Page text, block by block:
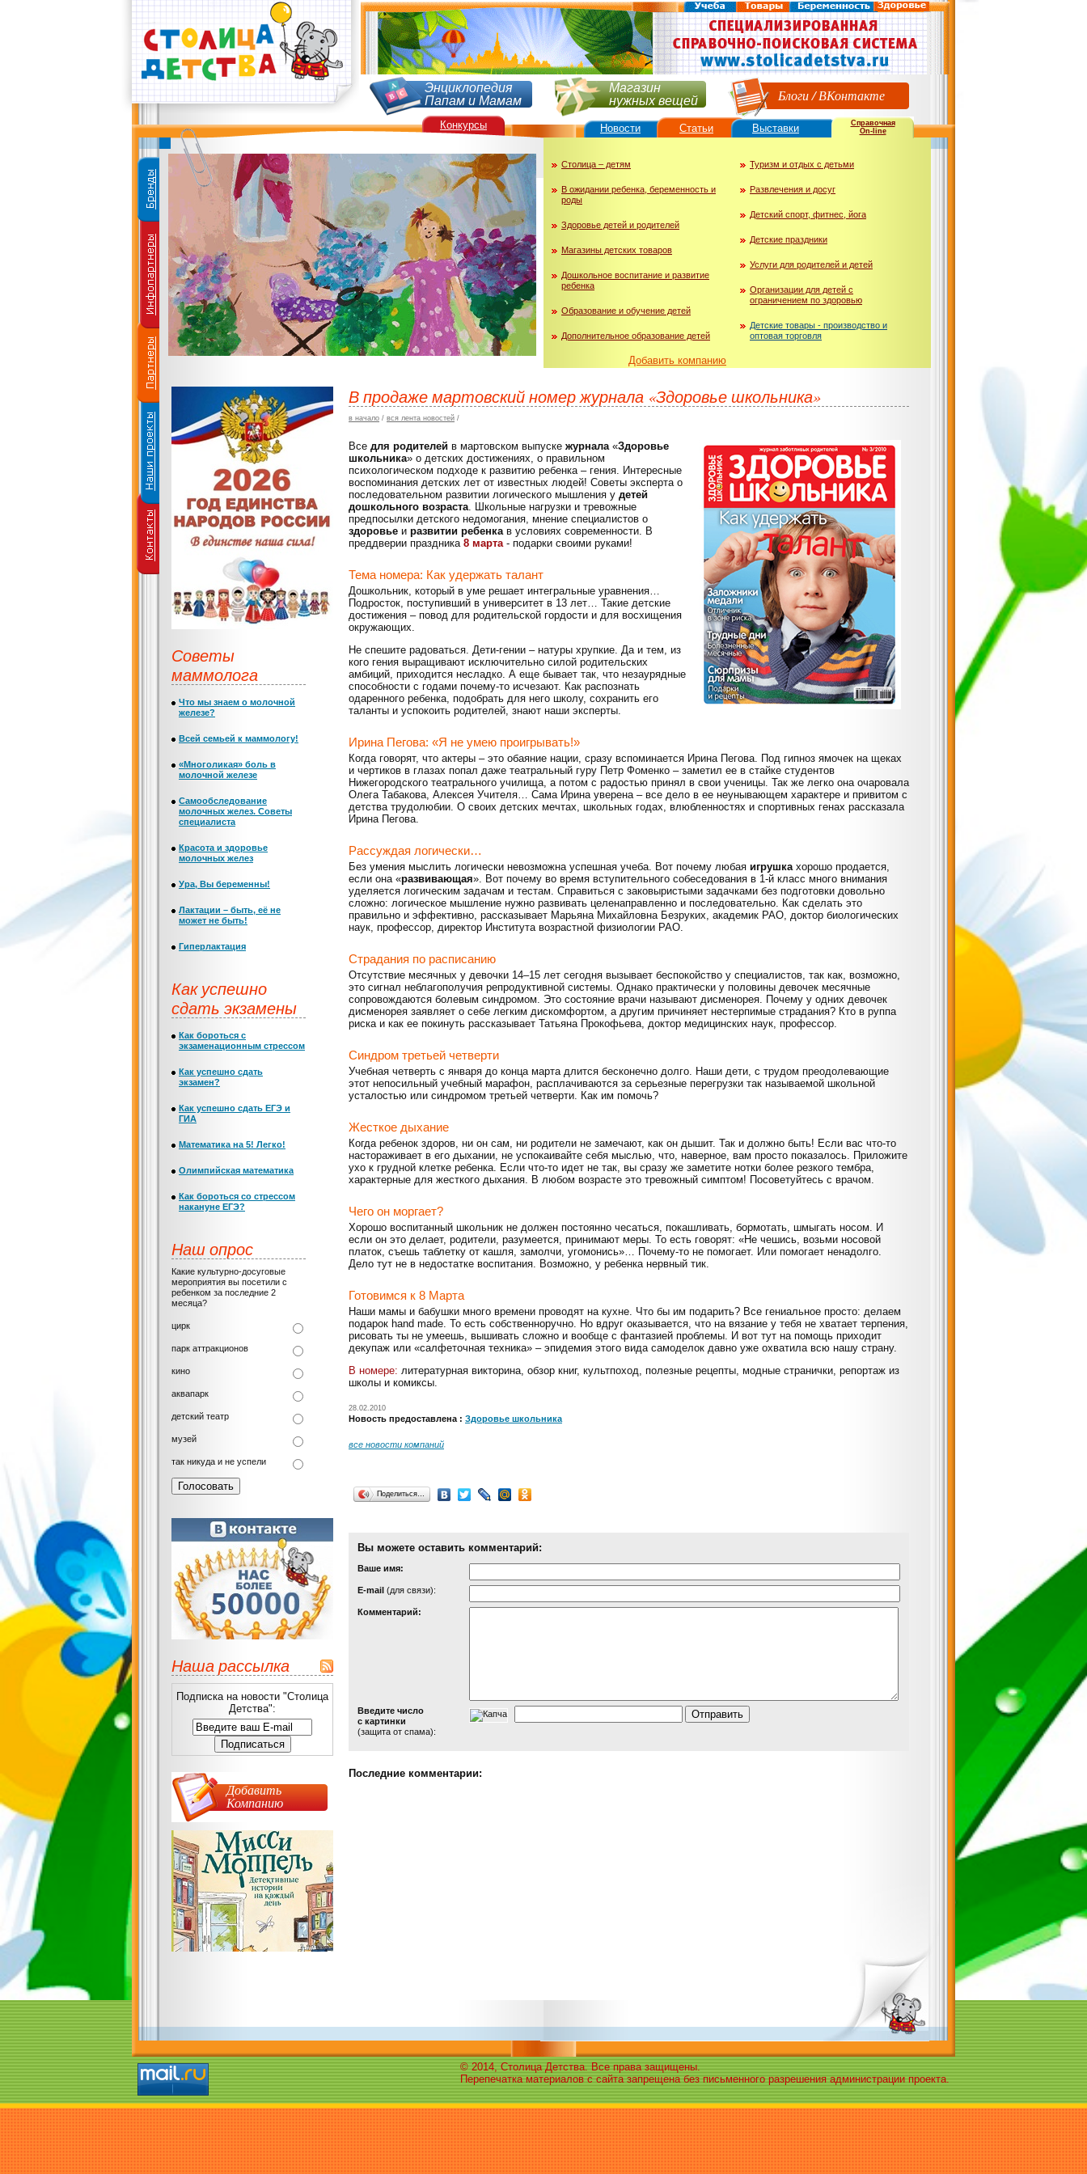
Энциклопедия
Папам и Мамам
Магазин
нужных вещей Блоги/ВКонтакте
Столица – детям
В ожидании ребенка, беременность и
роды
Здоровье детей и родителей
Магазины детских товаров
Дошкольное воспитание и развитие
ребенка
Образование и обучение детей
Дополнительное образование детей
Туризм и отдых с детьми
Развлечения и досуг
Детский спорт, фитнес, йога
Детские праздники
Услуги для родителей и детей
Организации для детей с
ограничением по здоровью
Детские товары - производство и
оптовая торговля
Добавить компанию
Справочная
On-line
В продаже мартовский номер журнала «Здоровье школьника»
в начало / вся лента новостей /
Все для родителей в мартовском выпуске журнала «Здоровье
школьника» о детских достижениях, о правильном
психологическом подходе к развитию ребенка – гения. Интересные
воспоминания детских лет от известных людей! Советы эксперта о
последовательном развитии логического мышления у детей
дошкольного возраста. Школьные нагрузки и тревожные
предпосылки детского недомогания, мнение специалистов о
здоровье и развитии ребенкав условиях современности. В
преддверии праздника 8 марта- подарки своими руками!
Тема номера: Как удержать талант
Дошкольник, который в уме решает интегральные уравнения…
Подросток, поступивший в университет в 13 лет… Такие детские
достижения – повод для родительской гордости и для восхищения
окружающих.
Не спешите радоваться. Дети-гении – натуры хрупкие. Да и тем, из
кого гения выращивают исключительно силой родительских
амбиций, приходится несладко. А еще бывает так, что незаурядные
способности с годами почему-то исчезают. Как распознать
одаренного ребенка, подобрать для него школу, сохранить его
таланты и успокоить родителей, знают наши эксперты.
Ирина Пегова: «Я не умею проигрывать!»
Когда говорят, что актеры – это обаяние нации, сразу вспоминается Ирина Пегова. Под гипноз ямочек на щеках
и чертиков в глазах попал даже театральный гуру Петр Фоменко – заметил ее в стайке студентов
Нижегородского театрального училища, а потом с радостью принял в свои ученицы. Так же легко она очаровала
Олега Табакова, Алексея Учителя… Сама Ирина уверена – все дело в ее неунывающем характере и привитом с
детства трудолюбии. О своих детских мечтах, школьных годах, влюбленностях и спортивных генах рассказала
Ирина Пегова.
Рассуждая логически…
Без умения мыслить логически невозможна успешная учеба. Вот почему любая игрушкахорошо продается,
если она «развивающая». Вот почему во время вступительного собеседования в 1-й класс много внимания
уделяется логическим задачам и тестам. Справиться с заковыристыми задачками без подготовки довольно
сложно: логическое мышление нужно развивать целенаправленно и последовательно. Как сделать это
правильно и эффективно, рассказывает Марьяна Михайловна Безруких, академик РАО, доктор биологических
наук, профессор, директор Института возрастной физиологии РАО.
Страдания по расписанию
Отсутствие месячных у девочки 14–15 лет сегодня вызывает беспокойство у специалистов, так как, возможно,
это сигнал неблагополучия репродуктивной системы. Однако практически у половины девочек месячные
сопровождаются болевым синдромом. Это состояние врачи называют дисменорея. Почему у одних девочек
дисменорея заявляет о себе легким дискомфортом, а другим причиняет нестерпимые страдания? Кто в руппа
риска и как ее покинуть рассказывает Татьяна Прокофьева, доктор медицинских наук, профессор.
Синдром третьей четверти
Учебная четверть с января до конца марта длится бесконечно долго. Наши дети, с трудом преодолевающие
этот непосильный учебный марафон, расплачиваются за серьезные перегрузки так называемой школьной
усталостью или синдромом третьей четверти. Как им помочь?
Жесткое дыхание
Когда ребенок здоров, ни он сам, ни родители не замечают, как он дышит. Так и должно быть! Если вас что-то
настораживает в его дыхании, не успокаивайте себя мыслью, что, наверное, вам просто показалось. Приложите
ухо к грудной клетке ребенка. Если что-то идет не так, вы сразу же заметите нотки более резкого тембра,
характерные для жесткого дыхания. В любом возрасте это тревожный симптом! Посоветуйтесь с врачом.
Чего он моргает?
Хорошо воспитанный школьник не должен постоянно чесаться, покашливать, бормотать, шмыгать носом. И
если он это делает, родители, разумеется, принимают меры. То есть говорят: «Не чешись, возьми носовой
платок, съешь таблетку от кашля, замолчи, угомонись»… Почему-то не помогает. Или помогает ненадолго.
Дело тут не в недостатке воспитания. Возможно, у ребенка нервный тик.
Готовимся к 8 Марта
Наши мамы и бабушки много времени проводят на кухне. Что бы им подарить? Все гениальное просто: делаем
подарок hand made. То есть собственноручно. Но вдруг оказывается, что на вязание у тебя не хватает терпения,
рисовать ты не умеешь, вышивать сложно и вообще с фантазией проблемы. И вот тут на помощь приходит
декупаж или «салфеточная техника» – эпидемия этого вида самоделок давно уже охватила всю нашу страну.
В номере: литературная викторина, обзор книг, культпоход, полезные рецепты, модные странички, репортаж из
школы и комиксы.
28.02.2010
Новость предоставлена : Здоровье школьника
все новости компаний
Поделиться…
Вы можете оставить комментарий:
Ваше имя:
Е-mail (для связи):
Комментарий:
Введите число
с картинки
(защита от спама):
Последние комментарии:
Советы
маммолога
Что мы знаем о молочной
железе?
Всей семьей к маммологу!
«Многоликая» боль в
молочной железе
Самообследование
молочных желез. Советы
специалиста
Красота и здоровье
молочных желез
Ура, Вы беременны!
Лактации – быть, её не
может не быть!
Гиперлактация
Как успешно
сдать экзамены
Как бороться с
экзаменационным стрессом
Как успешно сдать
экзамен?
Как успешно сдать ЕГЭ и
ГИА
Математика на 5! Легко!
Олимпийская математика
Как бороться со стрессом
накануне ЕГЭ?
Наш опрос
Какие культурно-досуговые
мероприятия вы посетили с
ребенком за последние 2
месяца?
цирк
парк аттракционов
кино
аквапарк
детский театр
музей
так никуда и не успели
Наша рассылка
Подписка на новости "Столица
Детства":
Добавить
Компанию
Конкурсы Новости Статьи Выставки
© 2014, Столица Детства. Все права защищены.
Перепечатка материалов с сайта запрещена без письменного разрешения администрации проекта.